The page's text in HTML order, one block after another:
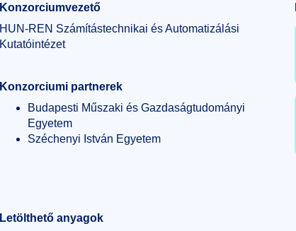
Konzorciumvezető
HUN-REN Számítástechnikai és Automatizálási
Kutatóintézet
Konzorciumi partnerek
Budapesti Műszaki és Gazdaságtudományi
Egyetem
Széchenyi István Egyetem
Letölthető anyagok